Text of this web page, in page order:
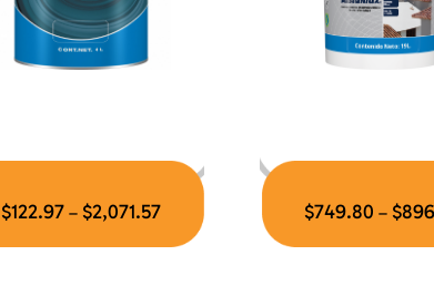
$122.97– $2,071.57 $749.80 – $